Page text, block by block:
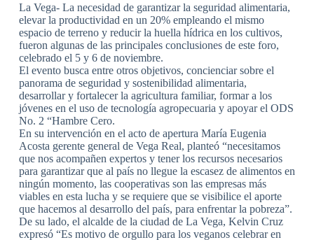
La Vega- La necesidad de garantizar la seguridad alimentaria,
elevar la productividad en un 20% empleando el mismo
espacio de terreno y reducir la huella hídrica en los cultivos,
fueron algunas de las principales conclusiones de este foro,
celebrado el 5 y 6 de noviembre.
El evento busca entre otros objetivos, concienciar sobre el
panorama de seguridad y sostenibilidad alimentaria,
desarrollar y fortalecer la agricultura familiar, formar a los
jóvenes en el uso de tecnología agropecuaria y apoyar el ODS
No. 2 “Hambre Cero.
En su intervención en el acto de apertura María Eugenia
Acosta gerente general de Vega Real, planteó “necesitamos
que nos acompañen expertos y tener los recursos necesarios
para garantizar que al país no llegue la escasez de alimentos en
ningún momento, las cooperativas son las empresas más
viables en esta lucha y se requiere que se visibilice el aporte
que hacemos al desarrollo del país, para enfrentar la pobreza”.
De su lado, el alcalde de la ciudad de La Vega, Kelvin Cruz
expresó “Es motivo de orgullo para los veganos celebrar en